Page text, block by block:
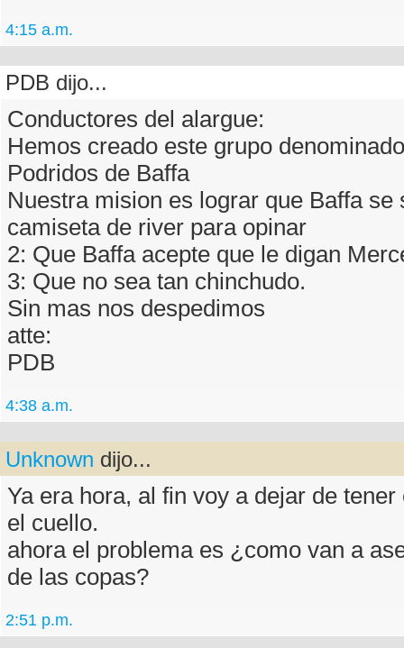
4:15 a.m.
PDB dijo...
Conductores del alargue:
Hemos creado este grupo
Podridos de Baffa
Nuestra mision es lograr que Baffa se
camiseta de river para opinar
2: Que Baffa acepte que le digan
3: Que no sea tan chinchudo.
Sin mas nos despedimos
atte:
PDB
4:38 a.m.
Unknown dijo...
Ya era hora, al fin voy a dejar de
el cuello.
ahora el problema es ¿como van a
de las copas?
2:51 p.m.